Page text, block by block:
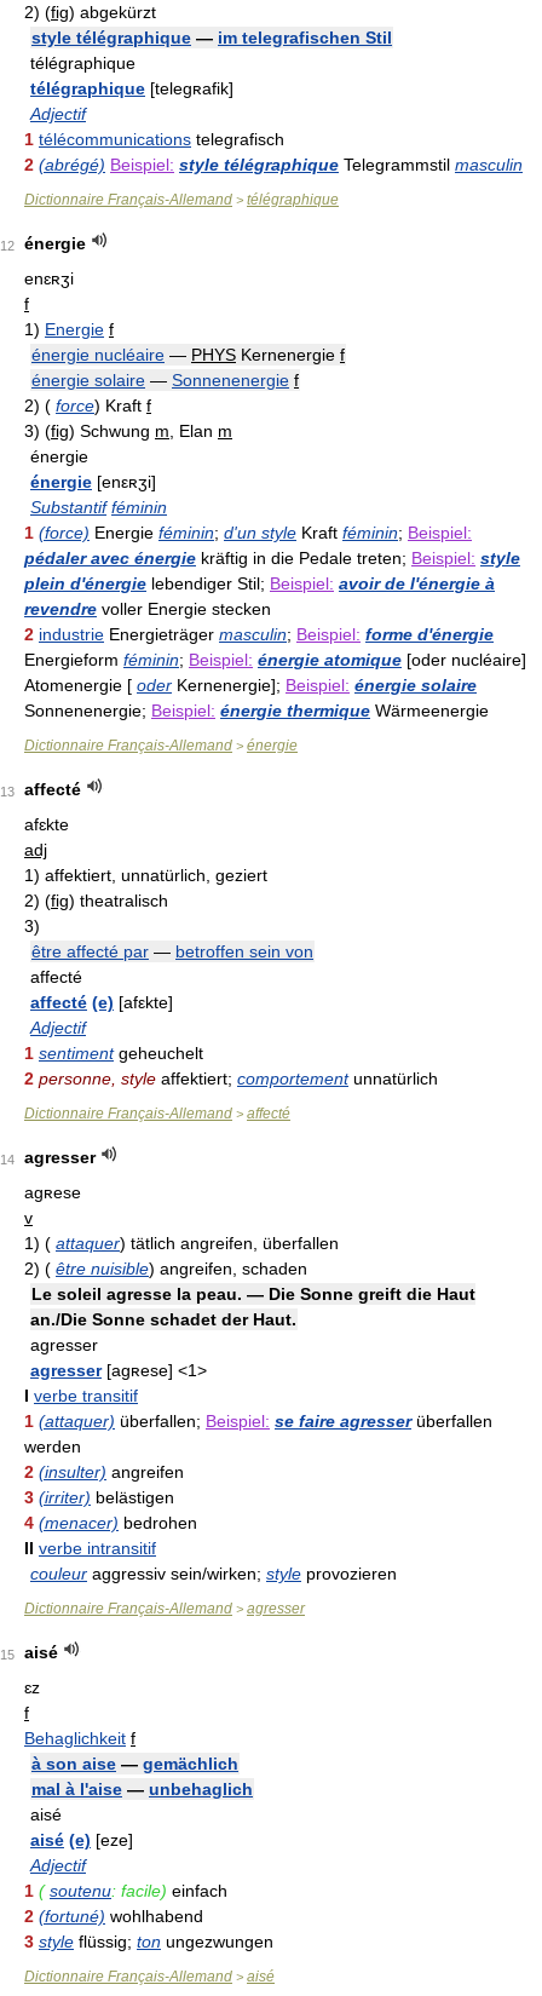
2) (fig) abgekürzt
style télégraphique — im telegrafischen Stil
télégraphique
télégraphique [telegʀafik]
Adjectif
1 télécommunications telegrafisch
2 (abrégé) Beispiel: style télégraphique Telegrammstil masculin
Dictionnaire Français-Allemand > télégraphique
12
énergie
enɛʀʒi
f
1) Energie f
énergie nucléaire — PHYS Kernenergie f
énergie solaire — Sonnenenergie f
2) ( force) Kraft f
3) (fig) Schwung m , Elan m
énergie
énergie [enεʀʒi]
Substantif féminin
1 (force) Energie féminin; d'un style Kraft féminin; Beispiel:
pédaler avec énergie kräftig in die Pedale treten; Beispiel: style
plein d'énergie lebendiger Stil; Beispiel: avoir de l'énergie à
revendre voller Energie stecken
2 industrie Energieträger masculin; Beispiel: forme d'énergie
Energieform féminin; Beispiel: énergie atomique [oder nucléaire]
Atomenergie [ oder Kernenergie]; Beispiel: énergie solaire
Sonnenenergie; Beispiel: énergie thermique Wärmeenergie
Dictionnaire Français-Allemand > énergie
13
affecté
afɛkte
adj
1) affektiert, unnatürlich, geziert
2) (fig) theatralisch
3)
être affecté par — betroffen sein von
affecté
affecté (e) [afεkte]
Adjectif
1 sentimentgeheuchelt
2 personne, style affektiert; comportementunnatürlich
Dictionnaire Français-Allemand > affecté
14
agresser
agʀese
v
1) ( attaquer) tätlich angreifen, überfallen
2) ( être nuisible) angreifen, schaden
Le soleil agresse la peau. — Die Sonne greift die Haut
an./Die Sonne schadet der Haut.
agresser
agresser[agʀese] <1>
I verbe transitif
1 (attaquer) überfallen; Beispiel: se faire agresserüberfallen
werden
2 (insulter) angreifen
3 (irriter) belästigen
4 (menacer) bedrohen
II verbe intransitif
couleur aggressiv sein/wirken; style provozieren
Dictionnaire Français-Allemand > agresser
15
aisé
ɛz
f
Behaglichkeit f
à son aise — gemächlich
mal à l'aise — unbehaglich
aisé
aisé (e) [eze]
Adjectif
1 ( soutenu: facile) einfach
2 (fortuné) wohlhabend
3 style flüssig; ton ungezwungen
Dictionnaire Français-Allemand > aisé